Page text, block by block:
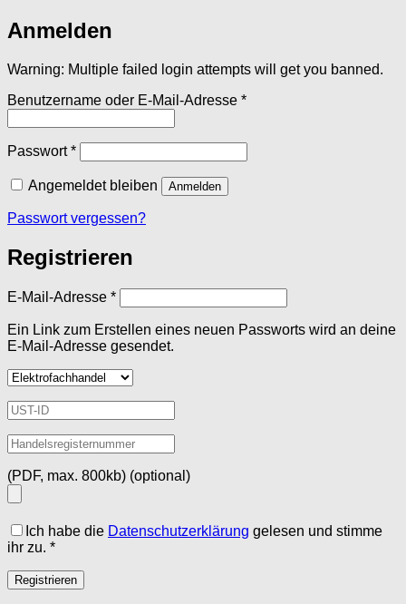
Anmelden
Warning: Multiple failed login attempts will get you banned.
Benutzername oder E-Mail-Adresse *Erforderlich
Passwort*Erforderlich
Angemeldet bleiben Anmelden
Passwort vergessen?
Registrieren
E-Mail-Adresse *Erforderlich
Ein Link zum Erstellen eines neuen Passworts wird an deine
E-Mail-Adresse gesendet.
(PDF, max. 800kb) (optional)
Ich habe die Datenschutzerklärung gelesen und stimme
ihr zu. *
Registrieren